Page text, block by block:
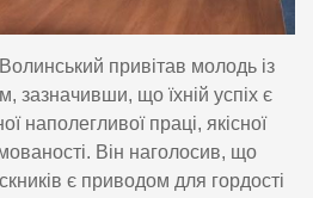
Волинський привітав молодь із
зазначивши, що їхній успіх є
наполегливої праці, якісної
Він наголосив, що
є приводом для гордості